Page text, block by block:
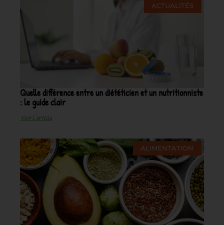
ACTUALITÉS
Quelle différence entre un diététicien et un nutritionniste
: le guide clair
Voir L'article
ALIMENTATION